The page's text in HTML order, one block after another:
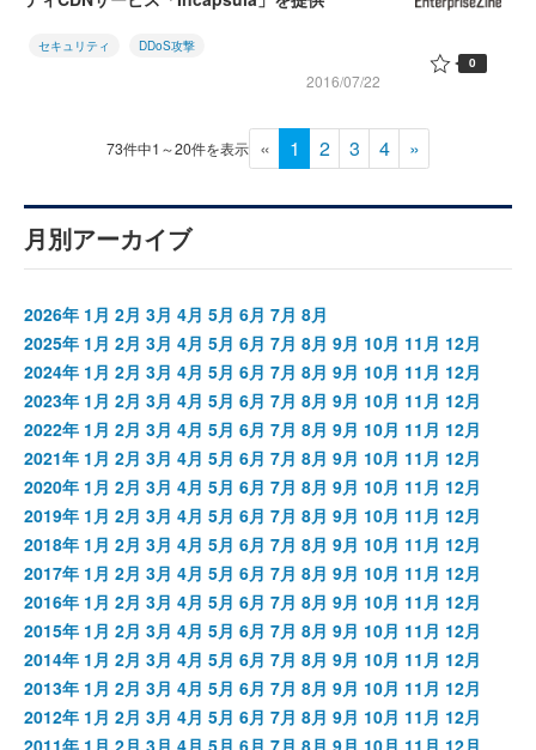
セキュリティ DDoS攻撃
2016/07/22
0
73件中1～20件を表示 « 1 2 3 4 »
月別アーカイブ
2026年 1月 2月 3月 4月 5月 6月 7月 8月
2025年 1月 2月 3月 4月 5月 6月 7月 8月 9月 10月 11月 12月
2024年 1月 2月 3月 4月 5月 6月 7月 8月 9月 10月 11月 12月
2023年 1月 2月 3月 4月 5月 6月 7月 8月 9月 10月 11月 12月
2022年 1月 2月 3月 4月 5月 6月 7月 8月 9月 10月 11月 12月
2021年 1月 2月 3月 4月 5月 6月 7月 8月 9月 10月 11月 12月
2020年 1月 2月 3月 4月 5月 6月 7月 8月 9月 10月 11月 12月
2019年 1月 2月 3月 4月 5月 6月 7月 8月 9月 10月 11月 12月
2018年 1月 2月 3月 4月 5月 6月 7月 8月 9月 10月 11月 12月
2017年 1月 2月 3月 4月 5月 6月 7月 8月 9月 10月 11月 12月
2016年 1月 2月 3月 4月 5月 6月 7月 8月 9月 10月 11月 12月
2015年 1月 2月 3月 4月 5月 6月 7月 8月 9月 10月 11月 12月
2014年 1月 2月 3月 4月 5月 6月 7月 8月 9月 10月 11月 12月
2013年 1月 2月 3月 4月 5月 6月 7月 8月 9月 10月 11月 12月
2012年 1月 2月 3月 4月 5月 6月 7月 8月 9月 10月 11月 12月
2011年 1月 2月 3月 4月 5月 6月 7月 8月 9月 10月 11月 12月